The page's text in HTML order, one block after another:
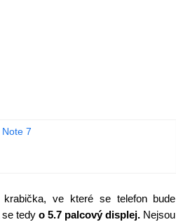
ve které se telefon bude
se tedyo 5.7 palcový displej. Nejsou